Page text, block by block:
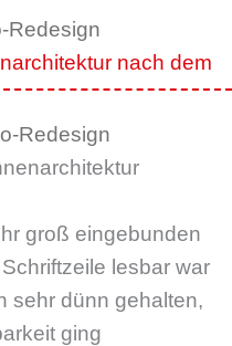
Redesign
Redesign
groß eingebunden
lesbar war
sehr dünn gehalten,
ging